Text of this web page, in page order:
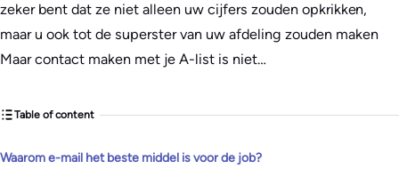
zeker bent dat ze niet alleen uw cijfers zouden opkrikken,
maar u ook tot de superster van uw afdeling zouden maken
Maar contact maken met je A-list is niet…
Table of content
Waarom e-mail het beste middel is voor de job?